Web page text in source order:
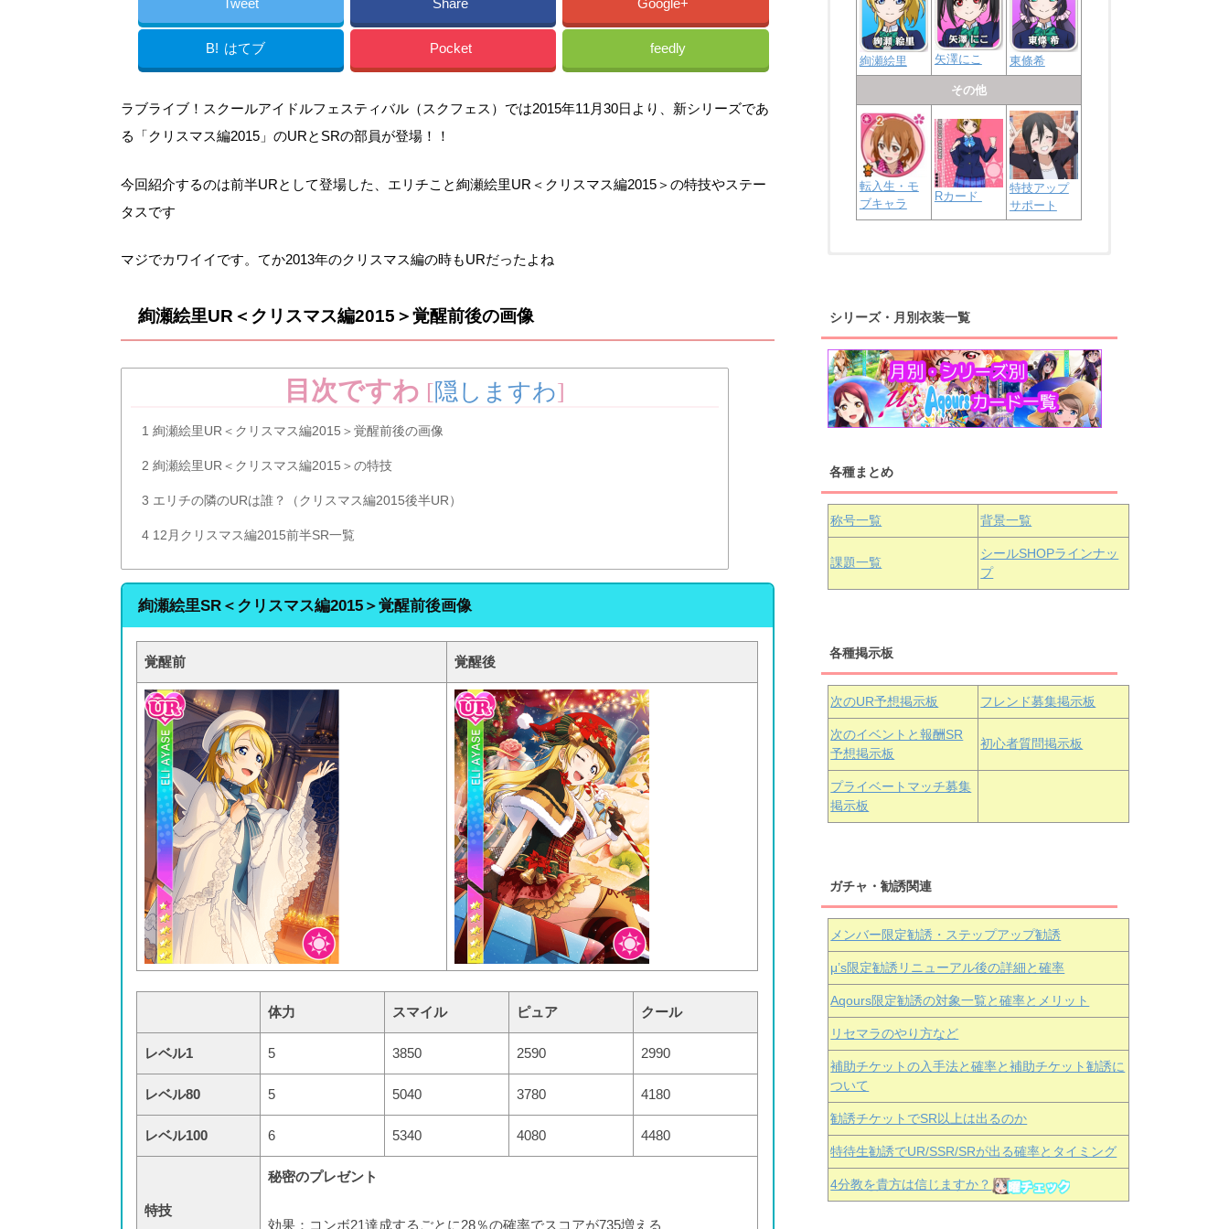
B! はてブ Pocket feedly
ラブライブ！スクールアイドルフェスティバル（スクフェス）では2015年11月30日より、新シリーズであ
る「クリスマス編2015」のURとSRの部員が登場！！
今回紹介するのは前半URとして登場した、エリチこと絢瀬絵里UR＜クリスマス編2015＞の特技やステー
タスです
マジでカワイイです。てか2013年のクリスマス編の時もURだったよね
絢瀬絵里UR＜クリスマス編2015＞覚醒前後の画像
目次ですわ [隠しますわ]
1 絢瀬絵里UR＜クリスマス編2015＞覚醒前後の画像
2 絢瀬絵里UR＜クリスマス編2015＞の特技
3 エリチの隣のURは誰？（クリスマス編2015後半UR）
4 12月クリスマス編2015前半SR一覧
絢瀬絵里SR＜クリスマス編2015＞覚醒前後画像
覚醒前 覚醒後
体力 スマイル ピュア クール
レベル1 5 3850 2590 2990
レベル80 5 5040 3780 4180
レベル100 6 5340 4080 4480
特技
秘密のプレゼント
効果：コンボ21達成するごとに28％の確率でスコアが735増える
絢瀬絵里 矢澤にこ 東條希
その他
転入生・モ
ブキャラ
Rカード
特技アップ
サポート
桜内梨子 高海千歌 渡辺曜
浦の星女学院1年生
津島善子 黒澤ルビィ 国木田花丸
浦の星女学院3年生
黒澤ダイヤ
上原歩夢 宮下愛 優木せつ菜
虹ヶ咲学園1年生
中須かすみ 天王寺璃奈 桜坂しずく
近江彼方
エマ・ヴェ
シリーズ・月別衣装一覧
各種まとめ
称号一覧 背景一覧
課題一覧
シールSHOPラインナッ
プ
各種掲示板
次のUR予想掲示板 フレンド募集掲示板
次のイベントと報酬SR
予想掲示板
初心者質問掲示板
プライベートマッチ募集
掲示板
ガチャ・勧誘関連
メンバー限定勧誘・ステップアップ勧誘
μ’s限定勧誘リニューアル後の詳細と確率
Aqours限定勧誘の対象一覧と確率とメリット
リセマラのやり方など
補助チケットの入手法と確率と補助チケット勧誘に
ついて
勧誘チケットでSR以上は出るのか
特待生勧誘でUR/SSR/SRが出る確率とタイミング
4分教を貴方は信じますか？